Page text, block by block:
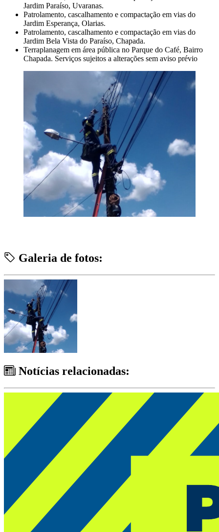
Jardim Paraíso, Uvaranas.
Patrolamento, cascalhamento e compactação em vias do
Jardim Esperança, Olarias.
Patrolamento, cascalhamento e compactação em vias do
Jardim Bela Vista do Paraíso, Chapada.
Terraplanagem em área pública no Parque do Café, Bairro
Chapada. Serviços sujeitos a alterações sem aviso prévio
Galeria de fotos:
Notícias relacionadas: